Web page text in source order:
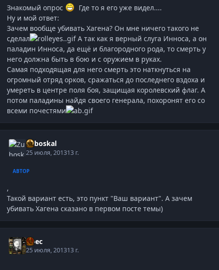
Знакомый опрос
Где то я его уже видел....
Ну и мой ответ:
Зачем вообще убивать Хагена? Он мне ничего такого не
сделал
А так как я верный слуга Инноса, а он
паладин Инноса, да ещё и благородного рода, то смерть у
него должна быть в бою и с оружием в руках.
Самая подходящая для него смерть это наткнуться на
огромный отряд орков, сражаться до последнего вздоха и
умереть в центре поля боя, защищая королевский флаг. А
потом паладины найдя своего генерала, похоронят его со
всеми почестями
Zuboskal
25 июля, 201313 г.
АВТОР
,
Такой вариант есть, это пункт "Ваш вариант". А зачем
убивать Хагена сказано в первом посте темы)
Арес
25 июля, 201313 г.